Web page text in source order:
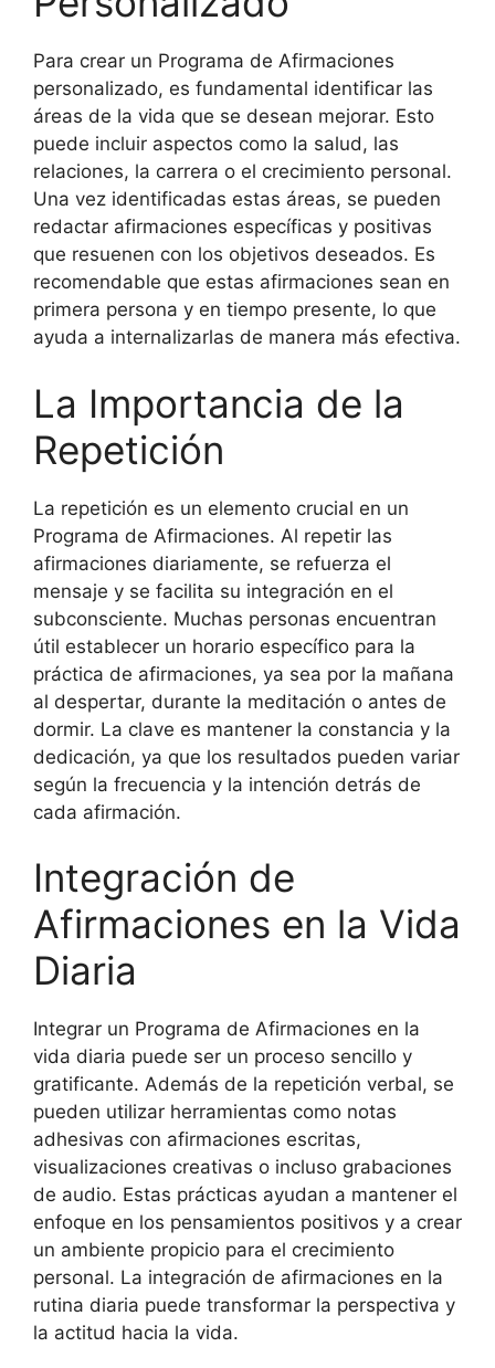
Para crear un Programa de Afirmaciones
personalizado, es fundamental identificar las
áreas de la vida que se desean mejorar. Esto
puede incluir aspectos como la salud, las
relaciones, la carrera o el crecimiento personal.
Una vez identificadas estas áreas, se pueden
redactar afirmaciones específicas y positivas
que resuenen con los objetivos deseados. Es
recomendable que estas afirmaciones sean en
primera persona y en tiempo presente, lo que
ayuda a internalizarlas de manera más efectiva.
La Importancia de la
Repetición
La repetición es un elemento crucial en un
Programa de Afirmaciones. Al repetir las
afirmaciones diariamente, se refuerza el
mensaje y se facilita su integración en el
subconsciente. Muchas personas encuentran
útil establecer un horario específico para la
práctica de afirmaciones, ya sea por la mañana
al despertar, durante la meditación o antes de
dormir. La clave es mantener la constancia y la
dedicación, ya que los resultados pueden variar
según la frecuencia y la intención detrás de
cada afirmación.
Integración de
Afirmaciones en la Vida
Diaria
Integrar un Programa de Afirmaciones en la
vida diaria puede ser un proceso sencillo y
gratificante. Además de la repetición verbal, se
pueden utilizar herramientas como notas
adhesivas con afirmaciones escritas,
visualizaciones creativas o incluso grabaciones
de audio. Estas prácticas ayudan a mantener el
enfoque en los pensamientos positivos y a crear
un ambiente propicio para el crecimiento
personal. La integración de afirmaciones en la
rutina diaria puede transformar la perspectiva y
la actitud hacia la vida.